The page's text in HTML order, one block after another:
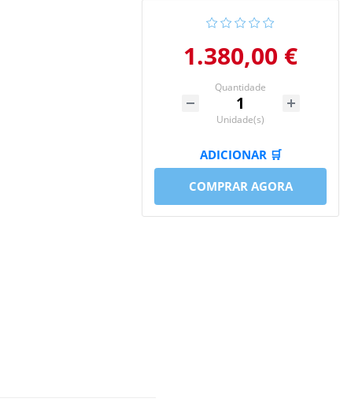
1.380,00 €
Quantidade
Unidade(s)
ADICIONAR 🛒
COMPRAR AGORA